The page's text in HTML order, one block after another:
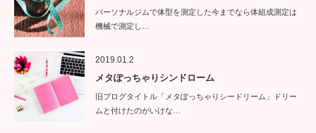
パーソナルジムで体型を測定した今までなら体組成測定は
機械で測定し…
2019.01.2
メタぽっちゃりシンドローム
旧ブログタイトル「メタぽっちゃりシードリーム」ドリー
ムと付けたのがいけな…